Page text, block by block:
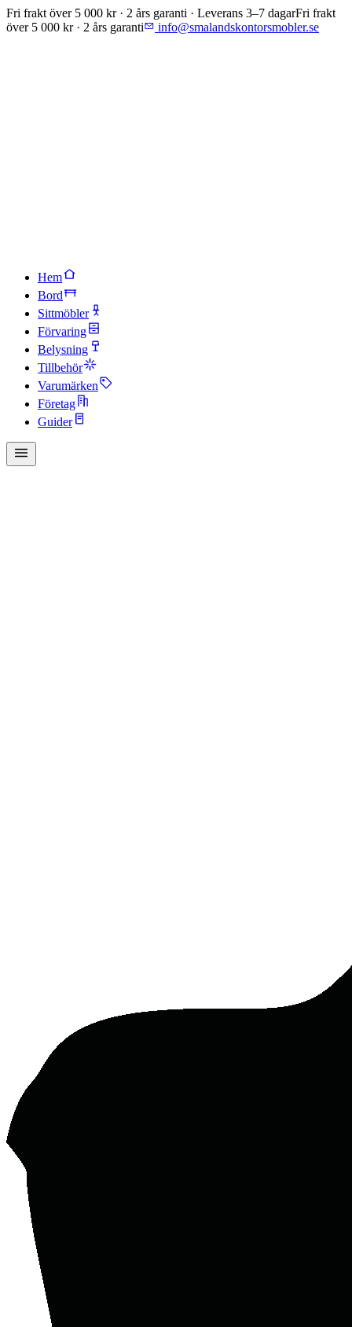
Fri frakt över 5 000 kr · 2 års garanti · Leverans 3–7 dagarFri frakt
över 5 000 kr · 2 års garanti
info@smalandskontorsmobler.se
Hem
Bord
Sittmöbler
Förvaring
Belysning
Tillbehör
Varumärken
Företag
Guider